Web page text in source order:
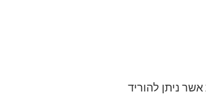
ניתן להוריד